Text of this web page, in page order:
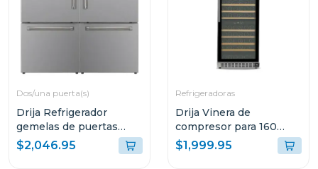
Dos/una puerta(s)
Drija Refrigerador
gemelas de puertas
francesas de 36cuft
$2,046.95
Refrigeradoras
Drija Vinera de
compresor para 160
botellas lambrusco 160
$1,999.95